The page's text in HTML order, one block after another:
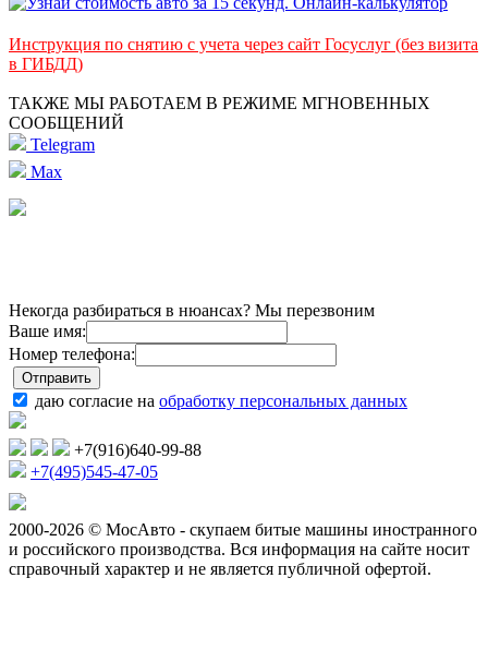
Инструкция по снятию с учета через сайт Госуслуг (без визита
в ГИБДД)
ТАКЖЕ МЫ РАБОТАЕМ В РЕЖИМЕ МГНОВЕННЫХ
СООБЩЕНИЙ
Telegram
Max
Некогда разбираться в нюансах? Мы перезвоним
Ваше имя:
Номер телефона:
даю согласие на обработку персональных данных
+7(916)640-99-88
+7(495)545-47-05
2000-2026 © МосАвто - скупаем битые машины иностранного
и российского производства. Вся информация на сайте носит
справочный характер и не является публичной офертой.